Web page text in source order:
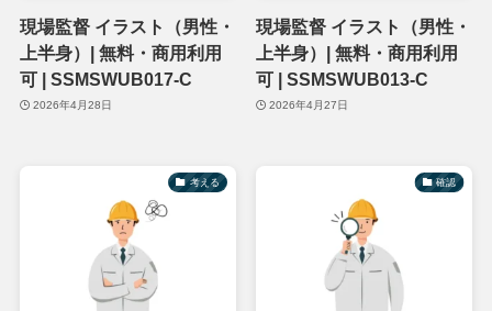
現場監督 イラスト（男性・
上半身）| 無料・商用利用
可 | SSMSWUB017-C
2026年4月28日
現場監督 イラスト（男性・
上半身）| 無料・商用利用
可 | SSMSWUB013-C
2026年4月27日
考える 確認